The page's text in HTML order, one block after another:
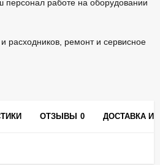
персонал работе на оборудовании
расходников, ремонт и сервисное
ОТЗЫВЫ 0 ДОСТАВКА И